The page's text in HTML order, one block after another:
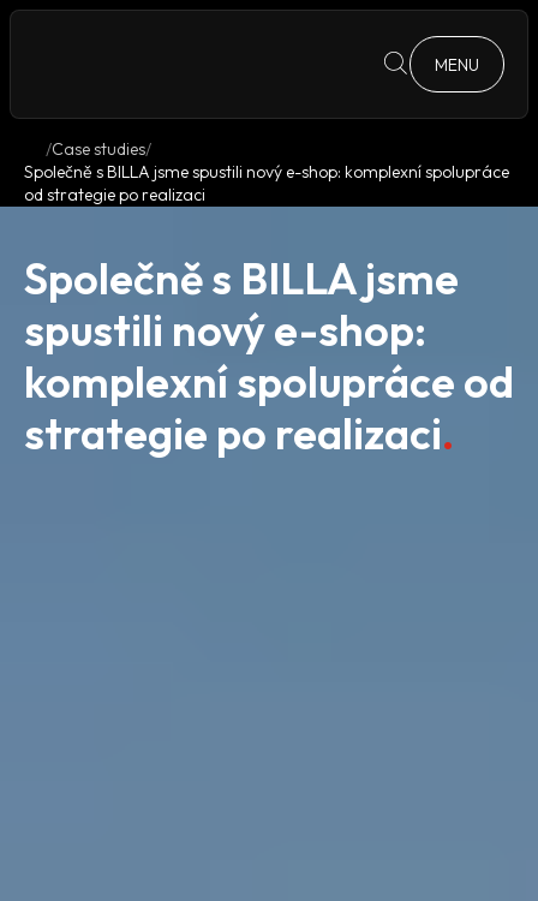
MENU
Case studies
Společně s BILLA jsme spustili nový e-shop: komplexní spolupráce
od strategie po realizaci
Společně s BILLA jsme
spustili nový e-shop:
komplexní spolupráce od
strategie po realizaci